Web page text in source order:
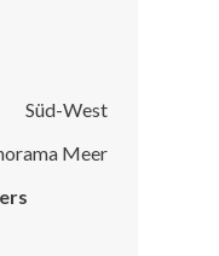
Süd-West
Meer